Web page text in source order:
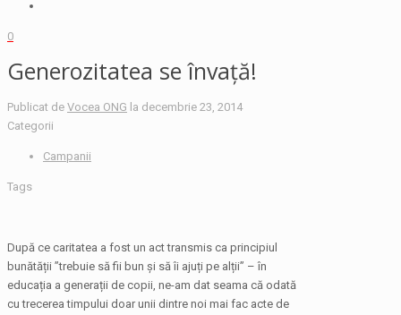
0
Generozitatea se învață!
Publicat de Vocea ONG la decembrie 23, 2014
Categorii
Campanii
Tags
După ce caritatea a fost un act transmis ca principiul
bunătății ”trebuie să fii bun și să îi ajuți pe alții” – în
educația a generații de copii, ne-am dat seama că odată
cu trecerea timpului doar unii dintre noi mai fac acte de